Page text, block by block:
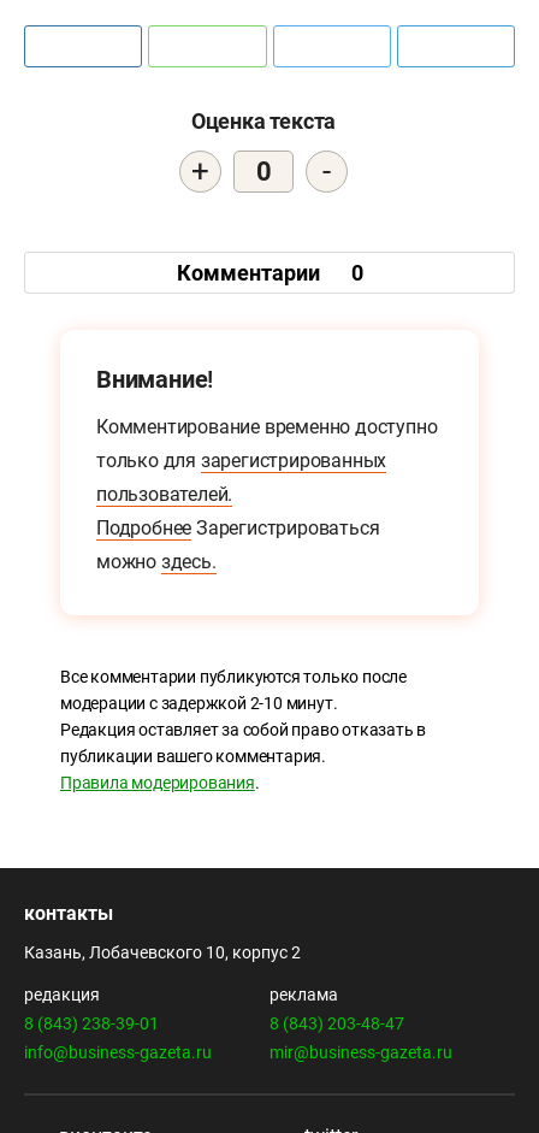
Оценка текста
+ 0 -
Комментарии 0
Внимание!
Комментирование временно доступно
только для зарегистрированных
пользователей.
Подробнее Зарегистрироваться
можно здесь.
Все комментарии публикуются только после
модерации с задержкой 2-10 минут.
Редакция оставляет за собой право отказать в
публикации вашего комментария.
Правила модерирования.
контакты
Казань, Лобачевского 10, корпус 2
редакция
8 (843) 238-39-01
info@business-gazeta.ru
реклама
8 (843) 203-48-47
mir@business-gazeta.ru